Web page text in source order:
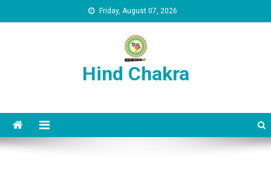
Friday, August 07, 2026
Hind Chakra